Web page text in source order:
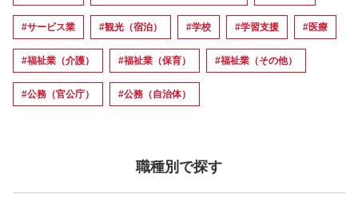
#サービス業 #観光（宿泊） #学校 #学習支援 #医療
#福祉業（介護） #福祉業（保育） #福祉業（その他）
#公務（官公庁） #公務（自治体）
職種別で探す